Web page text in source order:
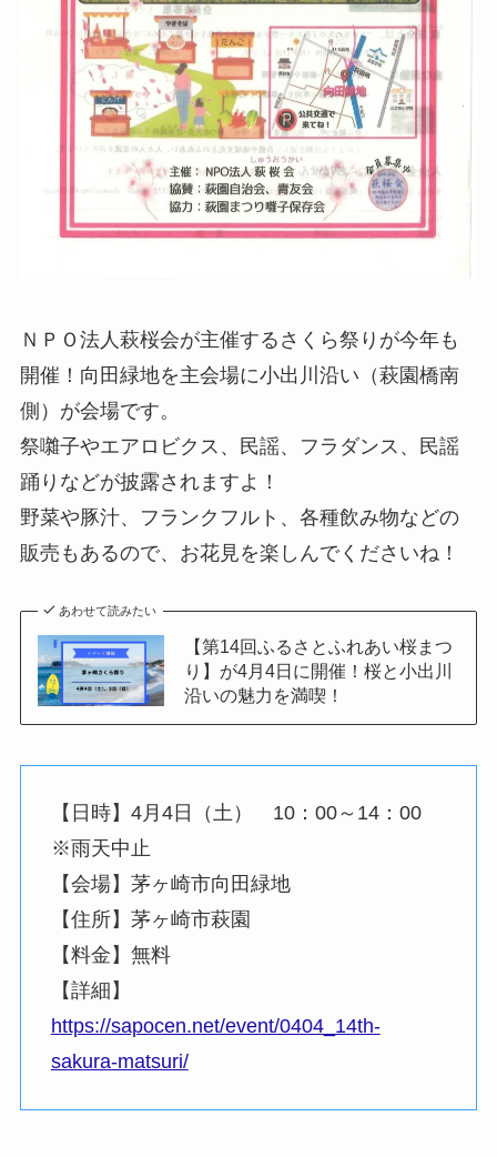
ＮＰＯ法人萩桜会が主催するさくら祭りが今年も
開催！向田緑地を主会場に小出川沿い（萩園橋南
側）が会場です。
祭囃子やエアロビクス、民謡、フラダンス、民謡
踊りなどが披露されますよ！
野菜や豚汁、フランクフルト、各種飲み物などの
販売もあるので、お花見を楽しんでくださいね！
あわせて読みたい
【第14回ふるさとふれあい桜まつ
り】が4月4日に開催！桜と小出川
沿いの魅力を満喫！
【日時】4月4日（土） 10：00～14：00
※雨天中止
【会場】茅ヶ崎市向田緑地
【住所】茅ヶ崎市萩園
【料金】無料
【詳細】
https://sapocen.net/event/0404_14th-
sakura-matsuri/